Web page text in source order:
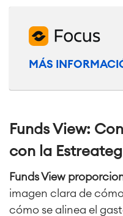
MÁS
Funds View:
con la
Funds View
imagen clara de
cómo se alinea el